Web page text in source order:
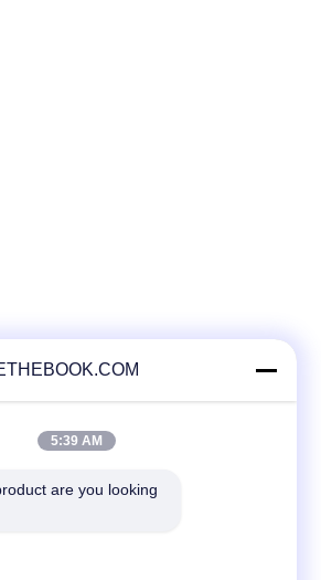
5:39 AM
are you looking